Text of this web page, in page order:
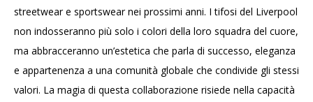
streetwear e sportswear nei prossimi anni. I tifosi del Liverpool
non indosseranno più solo i colori della loro squadra del cuore,
ma abbracceranno un’estetica che parla di successo, eleganza
e appartenenza a una comunità globale che condivide gli stessi
valori. La magia di questa collaborazione risiede nella capacità